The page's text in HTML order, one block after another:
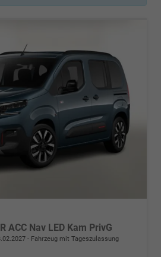
ACC Nav LED Kam PrivG
Fahrzeug mit Tageszulassung